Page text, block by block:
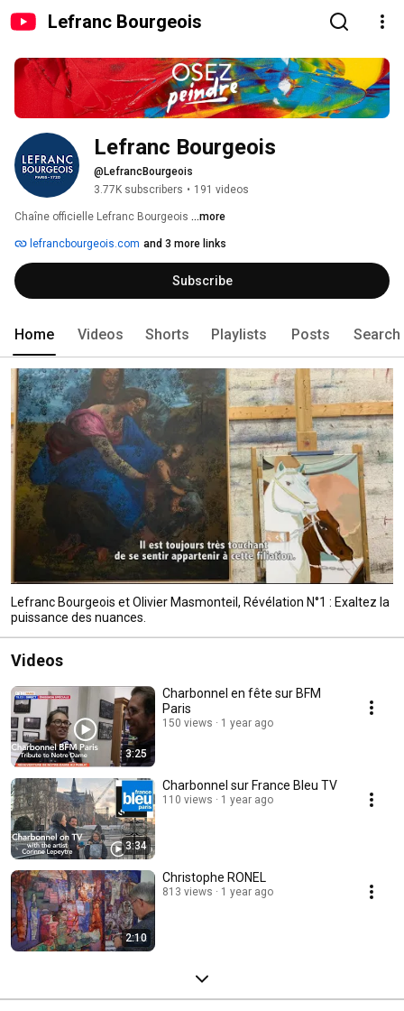
Lefranc Bourgeois
Lefranc Bourgeois
@LefrancBourgeois
3.77K subscribers • 191 videos
Chaîne officielle Lefranc Bourgeois ...more
lefrancbourgeois.com and 3 more links
Subscribe
Home Videos Shorts Playlists Posts Search
Lefranc Bourgeois et Olivier Masmonteil, Révélation N°1 : Exaltez la
puissance des nuances.
Videos
3:25
Charbonnel en fête sur BFM
Paris
150 views 1 year ago
3:34
Charbonnel sur France Bleu TV
110 views 1 year ago
2:10
Christophe RONEL
813 views 1 year ago